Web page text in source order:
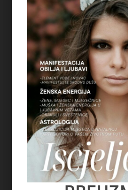
Seanse
Skype-a
250-461
See